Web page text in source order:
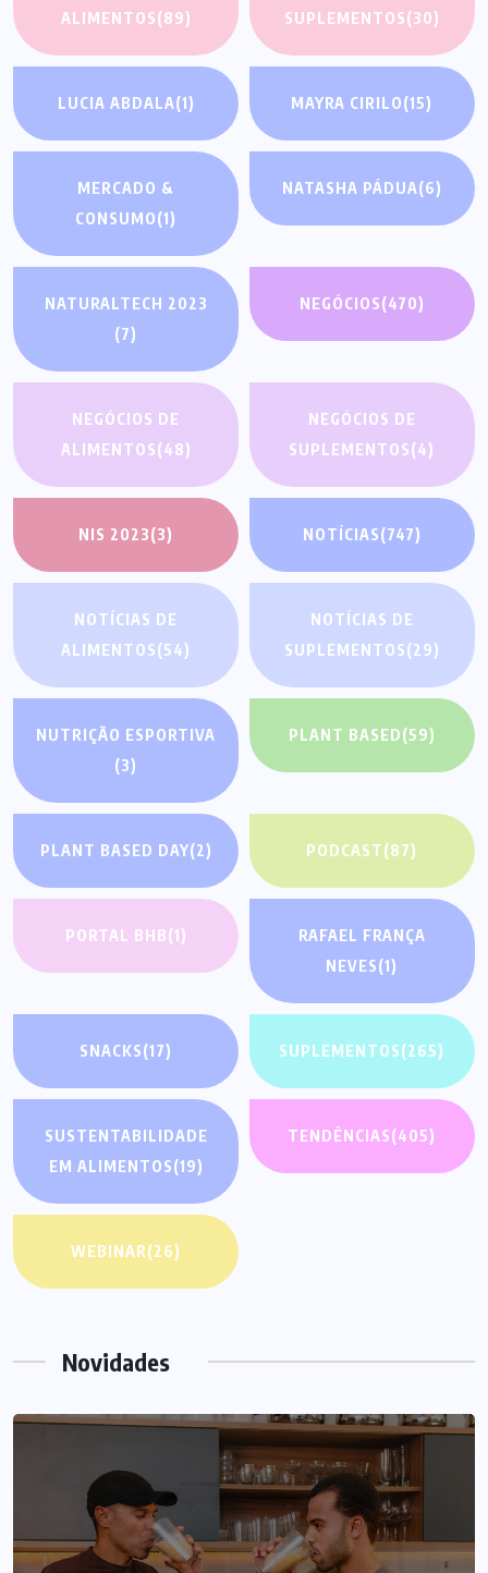
ALIMENTOS(89) SUPLEMENTOS(30)
LUCIA ABDALA(1) MAYRA CIRILO(15)
MERCADO &
CONSUMO(1)
NATASHA PÁDUA(6)
NATURALTECH 2023
(7)
NEGÓCIOS(470)
NEGÓCIOS DE
ALIMENTOS(48)
NEGÓCIOS DE
SUPLEMENTOS(4)
NIS 2023(3) NOTÍCIAS(747)
NOTÍCIAS DE
ALIMENTOS(54)
NOTÍCIAS DE
SUPLEMENTOS(29)
NUTRIÇÃO ESPORTIVA
(3)
PLANT BASED(59)
PLANT BASED DAY(2) PODCAST(87)
PORTAL BHB(1)
RAFAEL FRANÇA
NEVES(1)
SNACKS(17) SUPLEMENTOS(265)
SUSTENTABILIDADE
EM ALIMENTOS(19)
TENDÊNCIAS(405)
WEBINAR(26)
Novidades